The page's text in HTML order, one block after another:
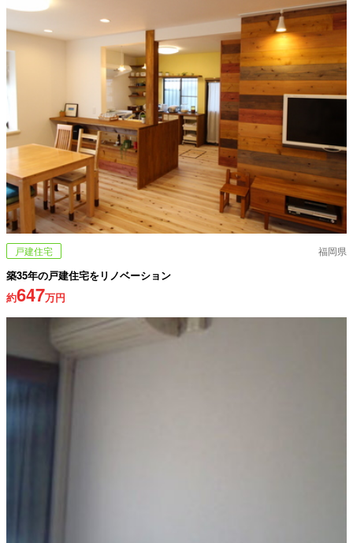
戸建住宅 福岡県
築35年の戸建住宅をリノベーション
約647万円